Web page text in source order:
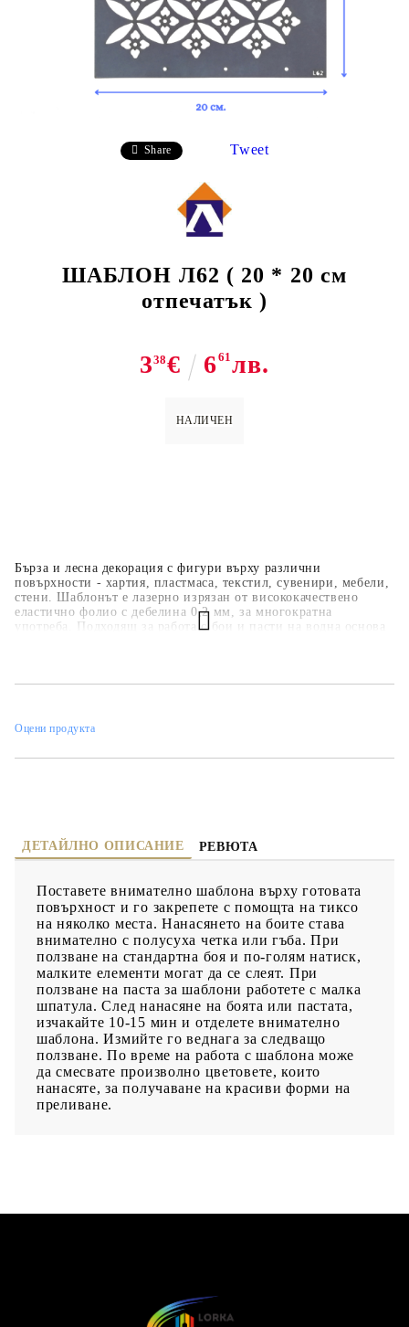
Share Tweet
ШАБЛОН Л62 ( 20 * 20 см
отпечатък )
338€ 661 лв.
НАЛИЧЕН
Бърза и лесна декорация с фигури върху различни
повърхности - хартия, пластмаса, текстил, сувенири, мебели,
стени. Шаблонът е лазерно изрязан от висококачествено
еластично фолио с дебелина 0,2 мм, за многократна
употреба. Подходящ за работа с бои и пасти на водна основа
Оцени продукта
ДЕТАЙЛНО ОПИСАНИЕ РЕВЮТА
Поставете внимателно шаблона върху готовата
повърхност и го закрепете с помощта на тиксо
на няколко места. Нанасянето на боите става
внимателно с полусуха четка или гъба. При
ползване на стандартна боя и по-голям натиск,
малките елементи могат да се слеят. При
ползване на паста за шаблони работете с малка
шпатула. След нанасяне на боята или пастата,
изчакайте 10-15 мин и отделете внимателно
шаблона. Измийте го веднага за следващо
ползване. По време на работа с шаблона може
да смесвате произволно цветовете, които
нанасяте, за получаване на красиви форми на
преливане.